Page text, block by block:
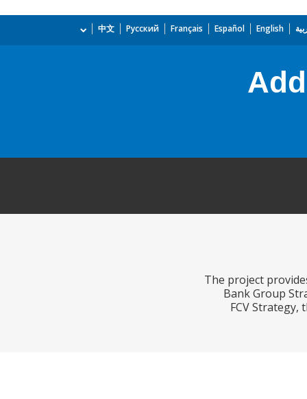
English
Español
Français
Русский
中文
The project
Bank Group
FCV Strategy,